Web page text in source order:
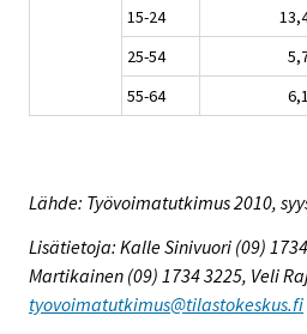
15-24
25-54
55-64
6,1
Lähde: Työvoimatutkimus 2010,
Lisätietoja: Kalle Sinivuori (09)
Martikainen (09) 1734 3225, Veli
tyovoimatutkimus@tilastokeskus.fi